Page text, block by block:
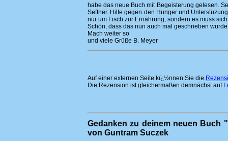
habe das neue Buch mit Begeisterung gelesen.
Seffner. Hilfe gegen den Hunger und
nur um Fisch zur Ernährung, sondern es muss
Schön, dass das nun auch mal geschrieben
Mach weiter so
und viele Grüße B. Meyer
Auf einer externen Seite kï¿½nnen Sie die
Die Rezension ist gleichermaßen demnächst auf
Gedanken zu deinem neuen Buch
von Guntram Suczek